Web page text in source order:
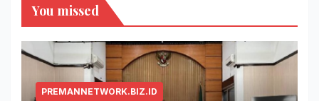
You missed
PREMANNETWORK.BIZ.ID